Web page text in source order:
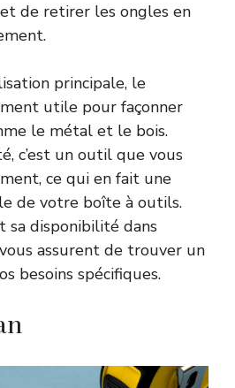
de retirer les ongles en
principale, le
utile pour façonner
le métal et le bois.
c’est un outil que vous
ce qui en fait une
de votre boîte à outils.
sa disponibilité dans
assurent de trouver un
besoins spécifiques.